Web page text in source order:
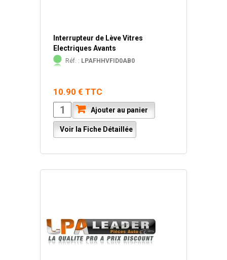
Interrupteur de Lève Vitres
Electriques Avants
Réf. : LPAFHHVFID0AB0
10.90 € TTC
Ajouter au panier
Voir la Fiche Détaillée